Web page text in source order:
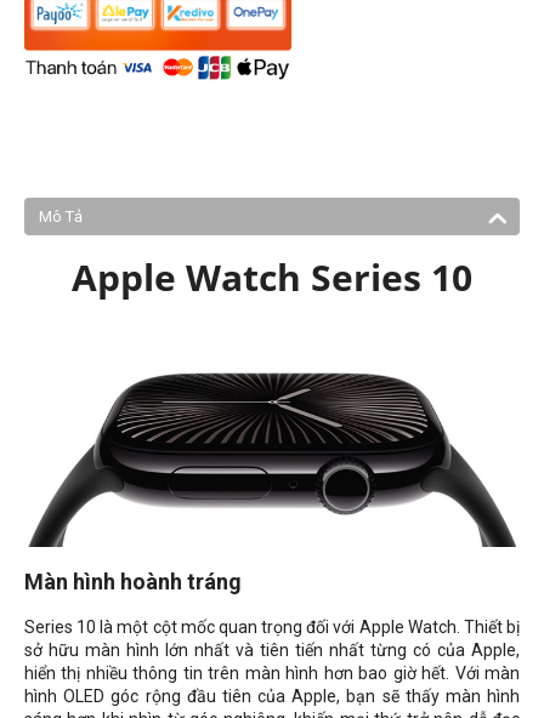
Mô Tả
Apple Watch Series 10
Màn hình hoành tráng
Series 10 là một cột mốc quan trọng đối với Apple Watch. Thiết bị
sở hữu màn hình lớn nhất và tiên tiến nhất từng có của Apple,
hiển thị nhiều thông tin trên màn hình hơn bao giờ hết. Với màn
hình OLED góc rộng đầu tiên của Apple, bạn sẽ thấy màn hình